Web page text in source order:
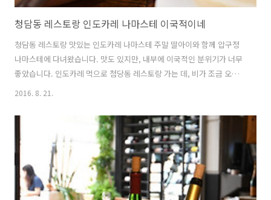
청담동 레스토랑 인도카레 나마스테 이국적이네
청담동 레스토랑 맛있는 인도카레 나마스테 주말 딸아이와 함께 압구정
나마스테에 다녀왔습니다. 맛도 있지만, 내부에 이국적인 분위기가 너무
좋았습니다. 인도카레 먹으로 첨당동 레스토랑 가는 데, 비가 조금 오는
거 아니겠어요. 다행히 첨당동 나마스테에 주차/발렛도 되네요. 간만에
는 인도 전통카레이지만, 한국인의 입맛에 맛게 개량되어 더 괜찮았습니
다. 매운거 못먹는 와이프와 딸아이도 좋아하는 카레가 있었으니 치즈난
과 코코넛이 들어가 커리인데요. 맵지도 않아 아이들도 잘 먹더라고요.
꼭 한번 드셔 보세요. 나마스테 청담점 음식점 > 인도음식02-549-4667 |
서울특별시 강남구 청담동 85-6 B1 첨당동 레스토랑 라마스테의 위치는
맥도..
2016. 8. 21.